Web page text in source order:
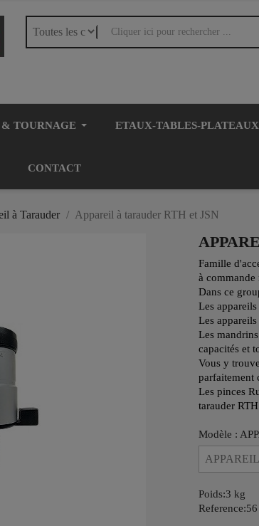
TOURNAGE ETAUX-TABLES-PLATEAUX
CONTACT
à Tarauder Appareil à tarauder RTH et JSN
Famille
à commande
Dans ce
Les
Les
Les
capacités et
Vous y
parfaitement
Les pinces
tarauder
Modèle :
Poids:3 kg